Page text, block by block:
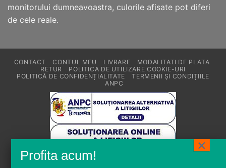
monitorului dumneavoastra, culorile afisate pot diferi
de cele reale.
CONTACT CONTUL MEU LIVRARE
MODALITATI DE PLATA
RETUR
POLITICA DE UTILIZARE COOKIE-URI
POLITICĂ DE CONFIDENȚIALITATE
TERMENII ȘI CONDIȚIILE
ANPC